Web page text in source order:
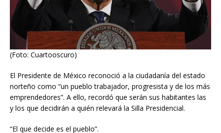
(Foto: Cuartooscuro)
El Presidente de México reconoció a la ciudadanía del estado
norteño como “un pueblo trabajador, progresista y de los más
emprendedores”. A ello, recordó que serán sus habitantes las
y los que decidirán a quién relevará la Silla Presidencial.
“El que decide es el pueblo”.